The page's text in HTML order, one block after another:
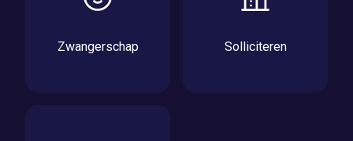
Zwangerschap Solliciteren